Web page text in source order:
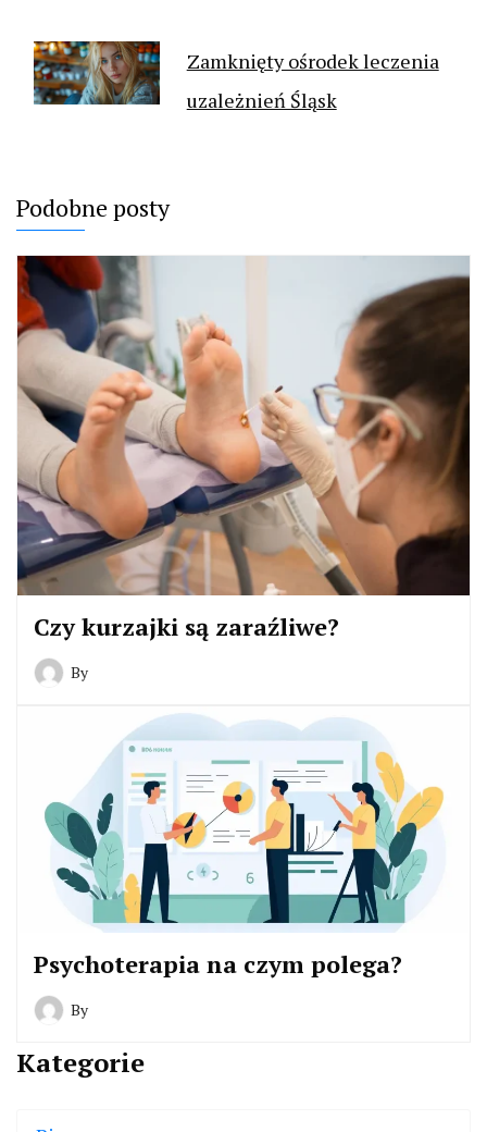
Zamknięty ośrodek leczenia
uzależnień Śląsk
Podobne posty
Czy kurzajki są zaraźliwe?
By
Psychoterapia na czym polega?
By
Kategorie